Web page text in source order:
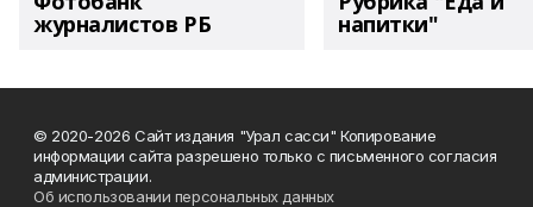
журналистов РБ напитки"
© 2020-2026 Сайт издания "Урал сасси" Копирование
информации сайта разрешено только с письменного согласия
администрации.
Об использовании персональных данных